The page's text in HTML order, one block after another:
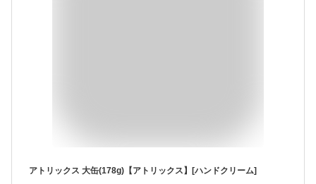
アトリックス 大缶(178g)【アトリックス】[ハンドクリーム]